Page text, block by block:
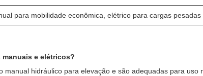
para mobilidade econômica, elétrico para cargas
e elétricos?
manual hidráulico para elevação e são adequadas para